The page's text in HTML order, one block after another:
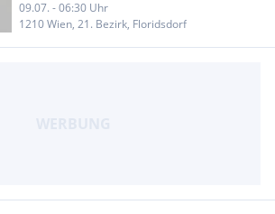
09.07. - 06:30 Uhr
1210 Wien, 21. Bezirk, Floridsdorf